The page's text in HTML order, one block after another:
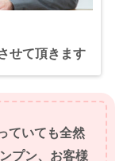
せて頂きます
ていても全然
プン、お客様